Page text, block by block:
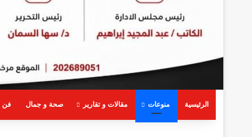
الرئيسية منوعات مقالات و تقارير صحة و جمال فن